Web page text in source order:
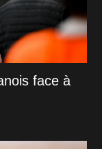
face à